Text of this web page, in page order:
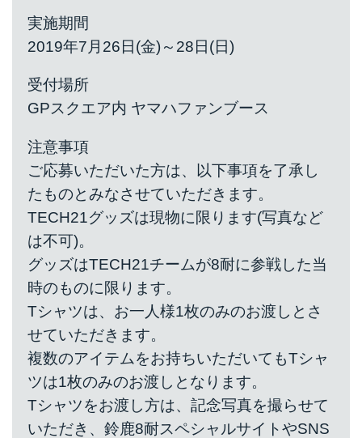
実施期間
2019年7月26日(金)～28日(日)
受付場所
GPスクエア内 ヤマハファンブース
注意事項
ご応募いただいた方は、以下事項を了承し
たものとみなさせていただきます。
TECH21グッズは現物に限ります(写真など
は不可)。
グッズはTECH21チームが8耐に参戦した当
時のものに限ります。
Tシャツは、お一人様1枚のみのお渡しとさ
せていただきます。
複数のアイテムをお持ちいただいてもTシャ
ツは1枚のみのお渡しとなります。
Tシャツをお渡し方は、記念写真を撮らせて
いただき、鈴鹿8耐スペシャルサイトやSNS